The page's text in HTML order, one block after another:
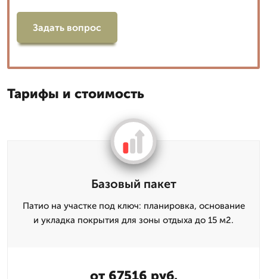
Задать вопрос
Тарифы и стоимость
Базовый пакет
Патио на участке под ключ: планировка, основание
и укладка покрытия для зоны отдыха до 15 м2.
от 67516 руб.